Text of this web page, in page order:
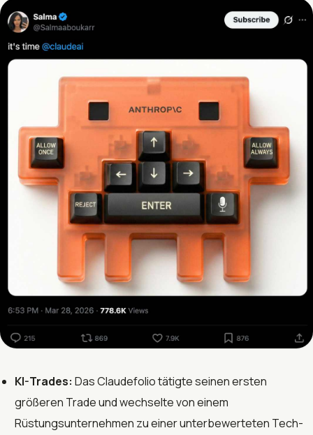
KI-Trades: Das Claudefolio tätigte seinen ersten
größeren Trade und wechselte von einem
Rüstungsunternehmen zu einer unterbewerteten Tech-